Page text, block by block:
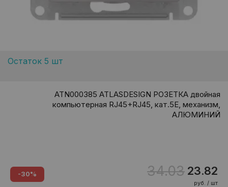
Остаток 5 шт
ATN000385 ATLASDESIGN РОЗЕТКА двойная
компьютерная RJ45+RJ45, кат.5E, механизм,
АЛЮМИНИЙ
-30% 34.03 23.82
руб. / шт